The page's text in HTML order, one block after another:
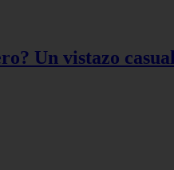
Un vistazo